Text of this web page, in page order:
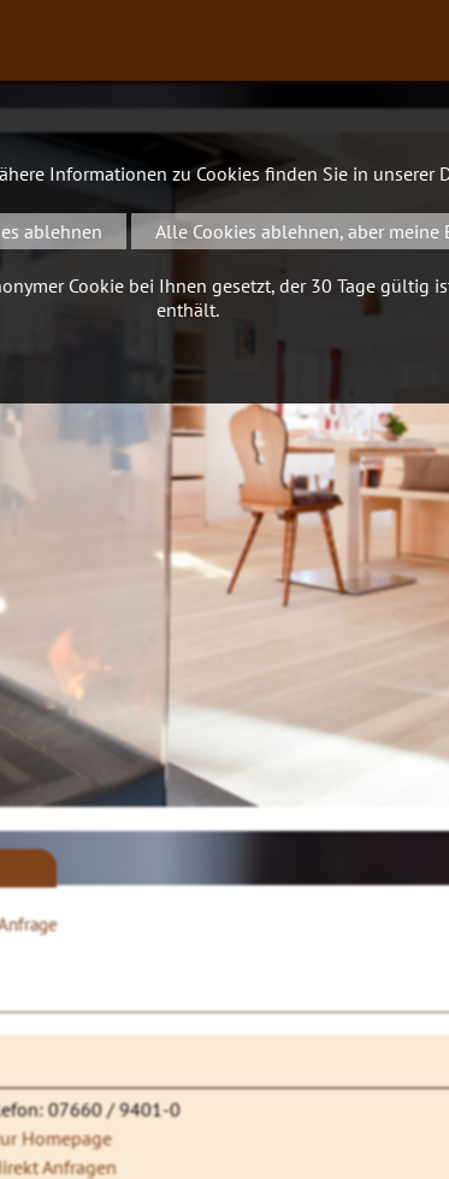
07660 / 9401-0
Homepage
Anfragen
Informationen zu Cookies finden Sie in unserer
ablehnen Alle Cookies ablehnen, aber meine
Cookie bei Ihnen gesetzt, der 30 Tage gültig
enthält.